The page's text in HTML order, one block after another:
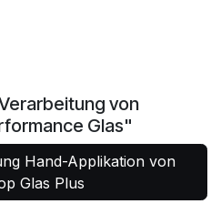
von
Glas"
Hand-Applikation von
Glas Plus